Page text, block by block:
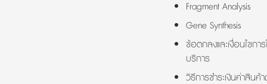
Fragment Analysis
Gene Synthesis
ข้อตกลงและเงื่อนไขการ
บริการ
วิธีการชำระเงินค่าสินค้